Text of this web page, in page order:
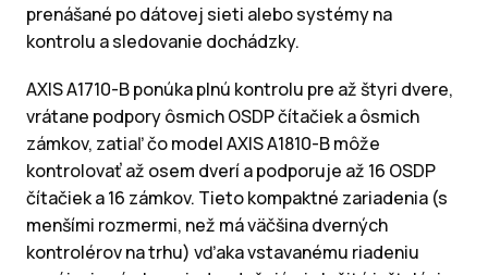
prenášané po dátovej sieti alebo systémy na
kontrolu a sledovanie dochádzky.
AXIS A1710-B ponúka plnú kontrolu pre až štyri dvere,
vrátane podpory ôsmich OSDP čítačiek a ôsmich
zámkov, zatiaľ čo model AXIS A1810-B môže
kontrolovať až osem dverí a podporuje až 16 OSDP
čítačiek a 16 zámkov. Tieto kompaktné zariadenia (s
menšími rozmermi, než má väčšina dverných
kontrolérov na trhu) vďaka vstavanému riadeniu